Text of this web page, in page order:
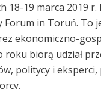
18-19 marca 2019 r.
Forum in Toruń. To
ekonomiczno-
roku biorą udział
politycy i eksperci,